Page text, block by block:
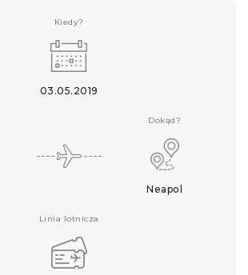
Kiedy?
03.05.2019
Dokąd?
Neapol
Linia lotnicza